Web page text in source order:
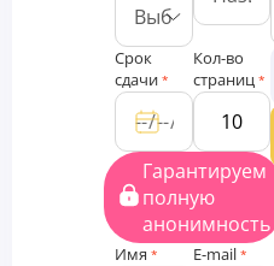
Срок
сдачи *
Кол-во
страниц *
Гарантируем
полную
анонимность
Имя * E-mail *